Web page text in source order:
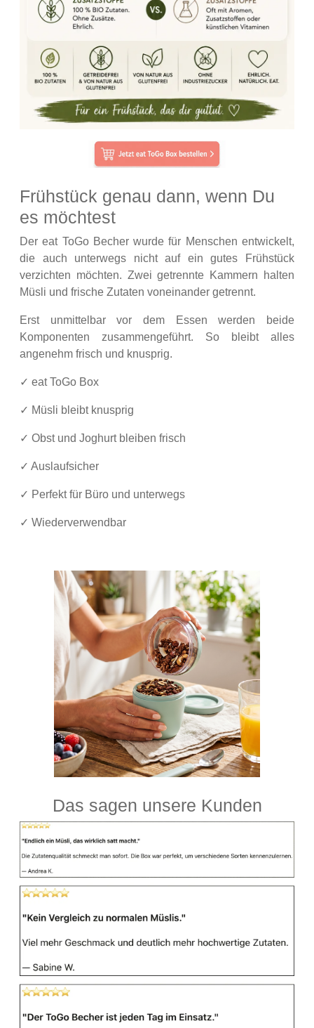
Frühstück genau dann, wenn Du
es möchtest
Der eat ToGo Becher wurde für Menschen entwickelt,
die auch unterwegs nicht auf ein gutes Frühstück
verzichten möchten. Zwei getrennte Kammern halten
Müsli und frische Zutaten voneinander getrennt.
Erst unmittelbar vor dem Essen werden beide
Komponenten zusammengeführt. So bleibt alles
angenehm frisch und knusprig.
✓ eat ToGo Box
✓ Müsli bleibt knusprig
✓ Obst und Joghurt bleiben frisch
✓ Auslaufsicher
✓ Perfekt für Büro und unterwegs
✓ Wiederverwendbar
Das sagen unsere Kunden